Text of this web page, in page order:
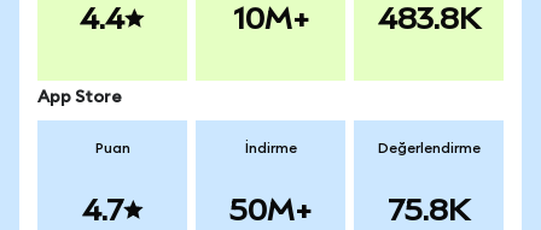
4.4 10M+ 483.8K
App Store
Puan
4.7
İndirme
50M+
Değerlendirme
75.8K